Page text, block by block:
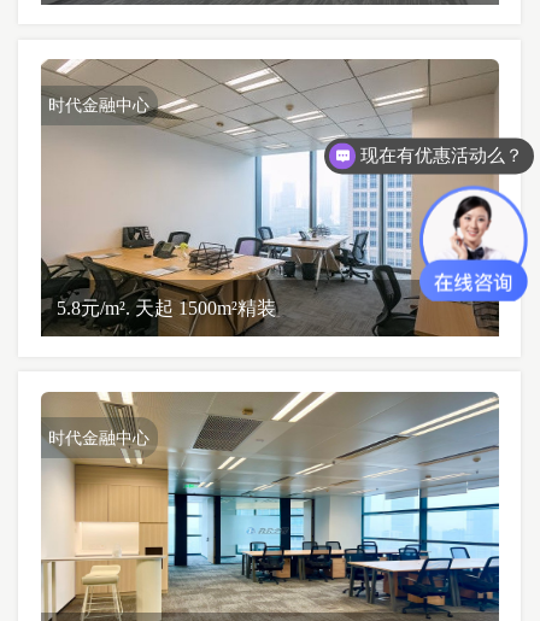
时代金融中心
5.8元/m². 天起 1500m²精装
时代金融中心
可以介绍下你们的产品么？
现在有优惠活动么？